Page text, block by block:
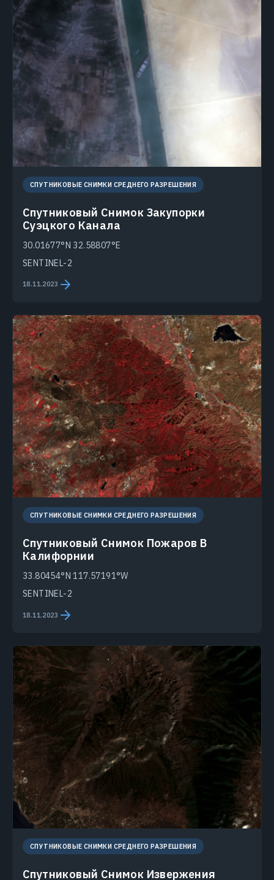
СПУТНИКОВЫЕ СНИМКИ СРЕДНЕГО РАЗРЕШЕНИЯ
Спутниковый Снимок Закупорки
Суэцкого Канала
30.01677°N 32.58807°E
SENTINEL-2
18.11.2023
СПУТНИКОВЫЕ СНИМКИ СРЕДНЕГО РАЗРЕШЕНИЯ
Спутниковый Снимок Пожаров В
Калифорнии
33.80454°N 117.57191°W
SENTINEL-2
18.11.2023
СПУТНИКОВЫЕ СНИМКИ СРЕДНЕГО РАЗРЕШЕНИЯ
Спутниковый Снимок Извержения